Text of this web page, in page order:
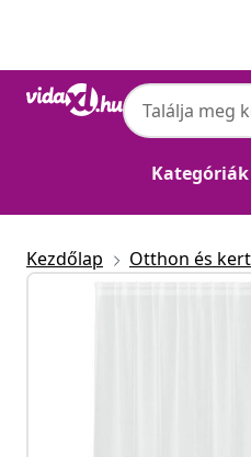
Kategóriák
Kezdőlap Otthon és kert